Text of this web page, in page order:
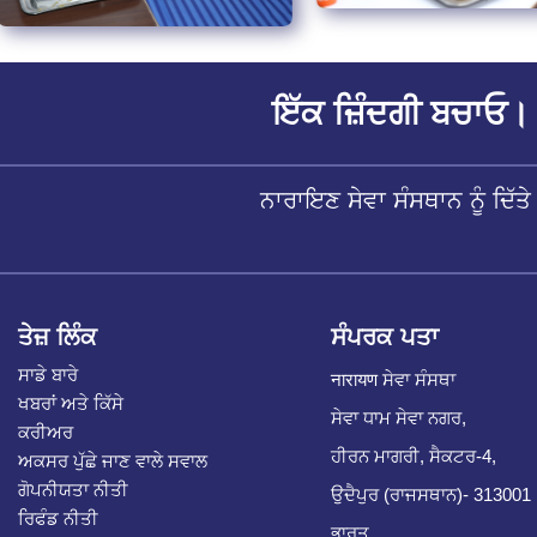
ਇੱਕ ਜ਼ਿੰਦਗੀ
ਨਾਰਾਇਣ ਸੇਵਾ ਸੰਸਥਾਨ ਨੂੰ
ਤੇਜ਼ ਲਿੰਕ
ਸਾਡੇ ਬਾਰੇ
ਖਬਰਾਂ ਅਤੇ ਕਿੱਸੇ
ਕਰੀਅਰ
ਅਕਸਰ ਪੁੱਛੇ ਜਾਣ ਵਾਲੇ ਸਵਾਲ
ਗੋਪਨੀਯਤਾ ਨੀਤੀ
ਰਿਫੰਡ ਨੀਤੀ
ਸੰਪਰਕ ਪਤਾ
नारायण ਸੇਵਾ ਸੰਸਥਾ
ਸੇਵਾ ਧਾਮ ਸੇਵਾ ਨਗਰ,
ਹੀਰਨ ਮਾਗਰੀ, ਸੈਕਟਰ-4,
ਉਦੈਪੁਰ (ਰਾਜਸਥਾਨ)- 313001
ਭਾਰਤ